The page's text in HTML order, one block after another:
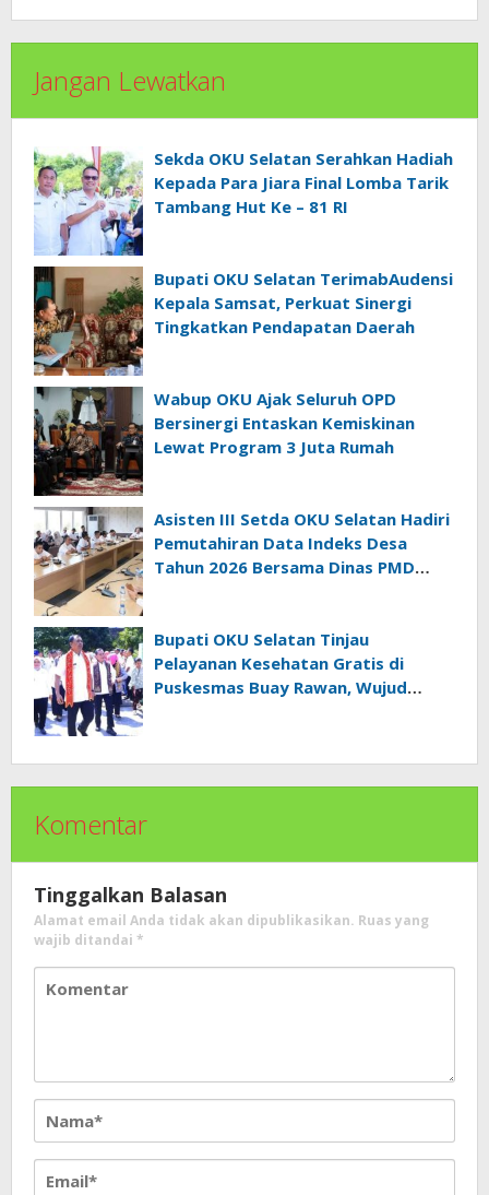
Jangan Lewatkan
Sekda OKU Selatan Serahkan Hadiah
Kepada Para Jiara Final Lomba Tarik
Tambang Hut Ke – 81 RI
Bupati OKU Selatan TerimabAudensi
Kepala Samsat, Perkuat Sinergi
Tingkatkan Pendapatan Daerah
Wabup OKU Ajak Seluruh OPD
Bersinergi Entaskan Kemiskinan
Lewat Program 3 Juta Rumah
Asisten III Setda OKU Selatan Hadiri
Pemutahiran Data Indeks Desa
Tahun 2026 Bersama Dinas PMD
Bupati OKU Selatan Tinjau
Pelayanan Kesehatan Gratis di
Puskesmas Buay Rawan, Wujud
Komentar
Tinggalkan Balasan
Alamat email Anda tidak akan dipublikasikan. Ruas yang
wajib ditandai *